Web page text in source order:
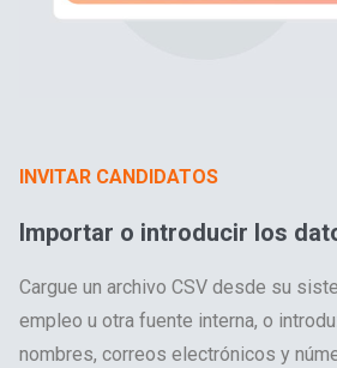
INVITAR CANDIDATOS
Importar o introducir los
Cargue un archivo CSV desde su
empleo u otra fuente interna, o
nombres, correos electrónicos y
INVITAR CANDIDATOS
Confirmar y revisar los
Revisa los candidatos importados,
modificaciones necesarias y, a
electrónico o mensaje de texto.
INVITAR CANDIDATOS
Crea tu mensaje
Elige entre nuestra invitación
candidatos o crea tu propio mensaje
selecciona tus ajustes.